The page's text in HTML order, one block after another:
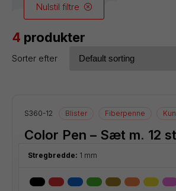
Nulstil filtre
4 produkter
Sorter efter
S360-12 Blister Fiberpenne
Color Pen – Sæt m. 12
Stregbredde: 1 mm